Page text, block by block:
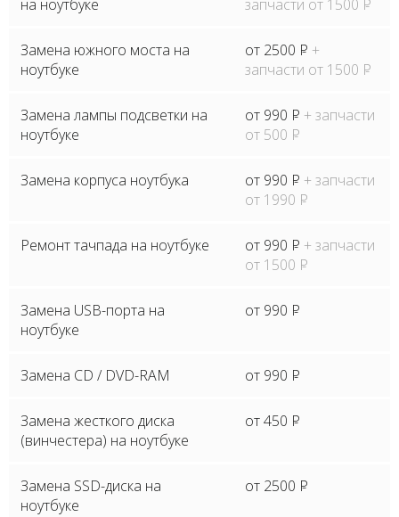
на ноутбуке запчасти от 1500 P
Замена южного моста на
ноутбуке
от 2500 P +
запчасти от 1500 P
Замена лампы подсветки на
ноутбуке
от 990 P + запчасти
от 500 P
Замена корпуса ноутбука от 990 P + запчасти
от 1990 P
Ремонт тачпада на ноутбуке от 990 P + запчасти
от 1500 P
Замена USB-порта на
ноутбуке
от 990 P
Замена CD / DVD-RAM от 990 P
Замена жесткого диска
(винчестера) на ноутбуке
от 450 P
Замена SSD-диска на
ноутбуке
от 2500 P